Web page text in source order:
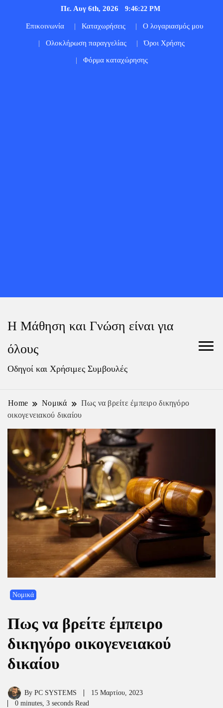
Πε. Αυγ 6th, 2026 9:46:23 PM
Επικοινωνία Καταχωρήσεις Ο λογαριασμός μου
Ολοκλήρωση παραγγελίας Όροι Χρήσης
Φόρμα καταχώρησης
Η Μάθηση και Γνώση είναι για
όλους
Οδηγοί και Χρήσιμες Συμβουλές
Home Νομικά
Πως να βρείτε έμπειρο δικηγόρο
οικογενειακού δικαίου
Νομικά
Πως να βρείτε έμπειρο
δικηγόρο οικογενειακού
δικαίου
By PC SYSTEMS
15 Μαρτίου, 2023
0 minutes, 3 seconds Read